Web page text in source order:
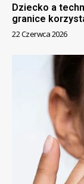
Dziecko a
granice
22 Czerwca 2026